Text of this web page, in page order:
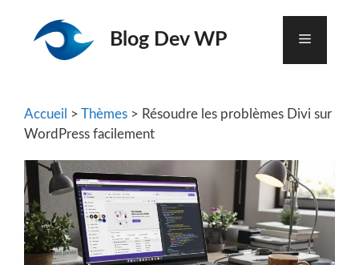
contenu
Blog Dev WP Menu
Accueil > Thèmes > Résoudre les problèmes Divi sur
WordPress facilement